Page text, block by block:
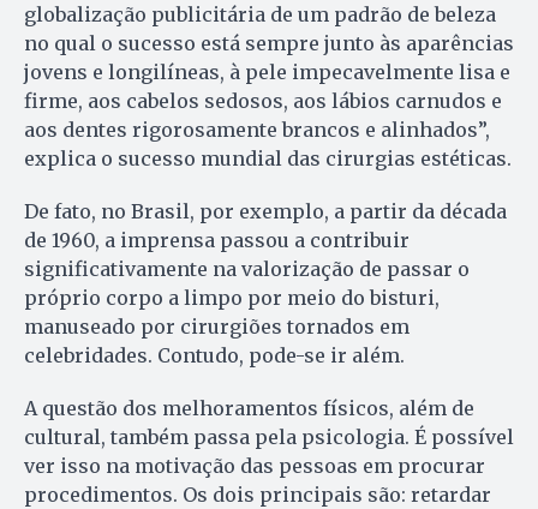
globalização publicitária de um padrão de beleza
no qual o sucesso está sempre junto às aparências
jovens e longilíneas, à pele impecavelmente lisa e
firme, aos cabelos sedosos, aos lábios carnudos e
aos dentes rigorosamente brancos e alinhados”,
explica o sucesso mundial das cirurgias estéticas.
De fato, no Brasil, por exemplo, a partir da década
de 1960, a imprensa passou a contribuir
significativamente na valorização de passar o
próprio corpo a limpo por meio do bisturi,
manuseado por cirurgiões tornados em
celebridades. Contudo, pode-se ir além.
A questão dos melhoramentos físicos, além de
cultural, também passa pela psicologia. É possível
ver isso na motivação das pessoas em procurar
procedimentos. Os dois principais são: retardar